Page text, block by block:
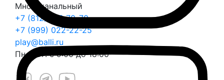
Многоканальный
+7 (812) 317-70-70
+7 (999) 022-22-25
play@balli.ru
Пн – Пт: с 9:00 до 18:00